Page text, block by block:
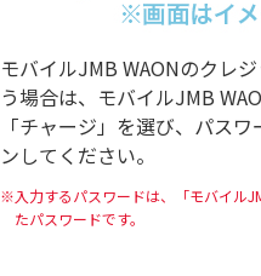
モバイルJMB WAONのクレ
う場合は、モバイルJMB
「チャージ」を選び、パス
ンしてください。
入力するパスワードは、「モバイル
たパスワードです。